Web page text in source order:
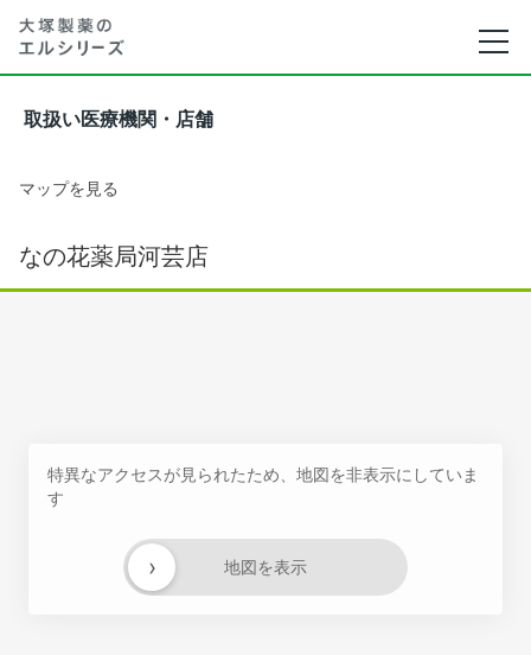
取扱い医療機関・店舗
マップを見る
なの花薬局河芸店
特異なアクセスが見られたため、地図を非表示にしていま
す
地図を表示
›